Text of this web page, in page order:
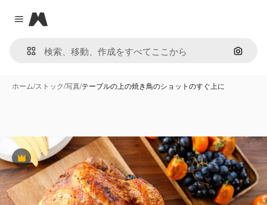
Close menu
Magnific
画像で
ホーム/ストック/写真/テーブルの上の焼き鳥のショットのすぐ上に
Premium